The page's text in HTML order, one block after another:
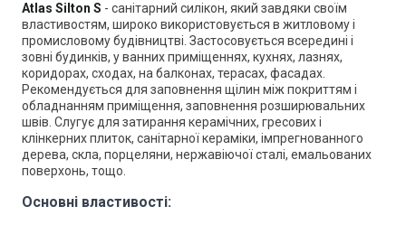
Atlas Silton S - санітарний силікон, який завдяки своїм
властивостям, широко використовується в житловому і
промисловому будівництві. Застосовується всередині і
зовні будинків, у ванних приміщеннях, кухнях, лазнях,
коридорах, сходах, на балконах, терасах, фасадах.
Рекомендується для заповнення щілин між покриттям і
обладнанням приміщення, заповнення розширювальних
швів. Слугує для затирання керамічних, гресових і
клінкерних плиток, санітарної кераміки, імпрегнованного
дерева, скла, порцеляни, нержавіючої сталі, емальованих
поверхонь, тощо.
Основні властивості: